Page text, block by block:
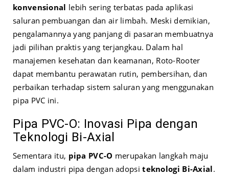
konvensional lebih sering terbatas pada aplikasi
saluran pembuangan dan air limbah. Meski demikian,
pengalamannya yang panjang di pasaran membuatnya
jadi pilihan praktis yang terjangkau. Dalam hal
manajemen kesehatan dan keamanan, Roto-Rooter
dapat membantu perawatan rutin, pembersihan, dan
perbaikan terhadap sistem saluran yang menggunakan
pipa PVC ini.
Pipa PVC-O: Inovasi Pipa dengan
Teknologi Bi-Axial
Sementara itu, pipa PVC-O merupakan langkah maju
dalam industri pipa dengan adopsiteknologi Bi-Axial.